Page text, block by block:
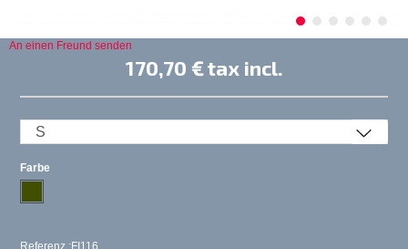
An einen Freund senden
170,70 €tax incl.
Farbe
Referenz :FI116